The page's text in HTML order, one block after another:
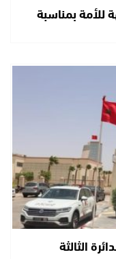
بمناسبة
الثالثة